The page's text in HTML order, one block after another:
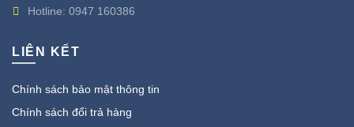
Hotline: 0947 160386
LIÊN KẾT
Chính sách bảo mật thông tin
Chính sách đổi trả hàng